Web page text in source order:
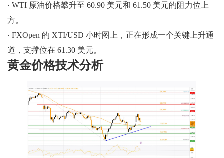
· WTI 原油价格攀升至 60.90 美元和 61.50 美元的阻力位上
方。
· FXOpen 的 XTI/USD 小时图上，正在形成一个关键上升通
道，支撑位在 61.30 美元。
黄金价格技术分析